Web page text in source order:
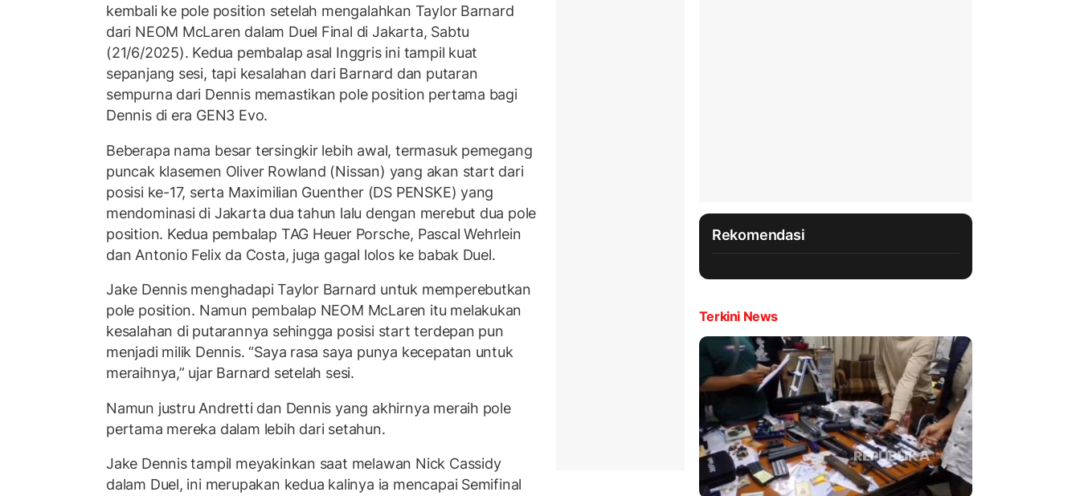
kembali ke pole position setelah mengalahkan Taylor Barnard
dari NEOM McLaren dalam Duel Final di Jakarta, Sabtu
(21/6/2025). Kedua pembalap asal Inggris ini tampil kuat
sepanjang sesi, tapi kesalahan dari Barnard dan putaran
sempurna dari Dennis memastikan pole position pertama bagi
Dennis di era GEN3 Evo.
Beberapa nama besar tersingkir lebih awal, termasuk pemegang
puncak klasemen Oliver Rowland (Nissan) yang akan start dari
posisi ke-17, serta Maximilian Guenther (DS PENSKE) yang
mendominasi di Jakarta dua tahun lalu dengan merebut dua pole
position. Kedua pembalap TAG Heuer Porsche, Pascal Wehrlein
dan Antonio Felix da Costa, juga gagal lolos ke babak Duel.
Jake Dennis menghadapi Taylor Barnard untuk memperebutkan
pole position. Namun pembalap NEOM McLaren itu melakukan
kesalahan di putarannya sehingga posisi start terdepan pun
menjadi milik Dennis. “Saya rasa saya punya kecepatan untuk
meraihnya,” ujar Barnard setelah sesi.
Namun justru Andretti dan Dennis yang akhirnya meraih pole
pertama mereka dalam lebih dari setahun.
Jake Dennis tampil meyakinkan saat melawan Nick Cassidy
dalam Duel, ini merupakan kedua kalinya ia mencapai Semifinal
Rekomendasi
Terkini News